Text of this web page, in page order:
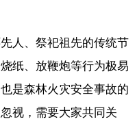
人、祭祀祖先的传统节
纸、放鞭炮等行为极易
是森林火灾安全事故的
视，需要大家共同关